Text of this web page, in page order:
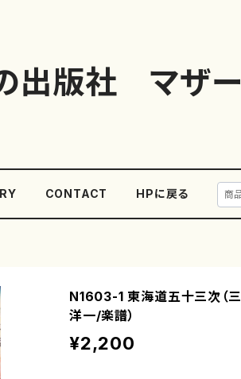
出版社 マザー
CONTACT HPに戻る
N1603-1 東海道五十三次（三
洋一/楽譜）
¥2,200